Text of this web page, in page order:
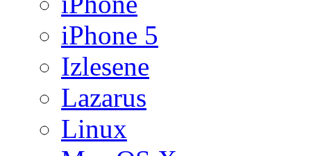
iPhone 5
Izlesene
Lazarus
Linux